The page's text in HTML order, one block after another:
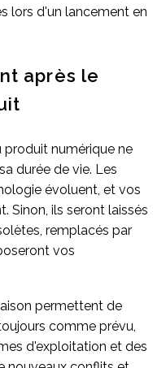
lors d'un lancement en
après le
numérique ne
durée de vie. Les
évoluent, et vos
Sinon, ils seront laissés
remplacés par
vos
permettent de
comme prévu,
d'exploitation et des